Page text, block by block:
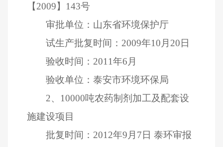
【2009】 143号
审批单位：山东省环境保护厅
试生产批复时间： 2009年10 月 20 日
验收时间： 2011年6 月
验收单位：泰安市环境环保局
2、 10000吨农药制剂加工及配套设
施建设项目
批复时间： 2012年9 月 7 日 泰环审报